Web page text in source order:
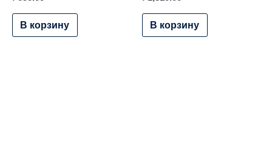
В корзину В корзину